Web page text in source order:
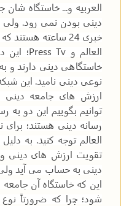
العربیه و... خاستگاه شان
دینی بودن نمی رود.
خبری 24 ساعته
العالم و Press Tv؛ این
خاستگاهی دینی دارند و
نوعی دینی نامید. این
ارزش های جامعه دینی
توانیم بگوییم این دو به
رسانه دینی هستند؛ برای
العالم توجه کنید. به
تقویت ارزش های دینی
دینی به حساب می آید ولی
این که خاستگاه آن
شود؛ چرا که ضرورتاً